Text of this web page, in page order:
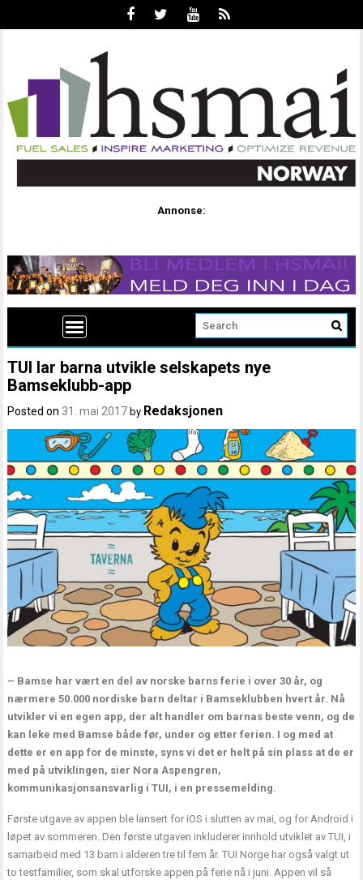
Annonse:
TUI lar barna utvikle selskapets nye
Bamseklubb-app
Posted on 31. mai 2017 by Redaksjonen
– Bamse har vært en del av norske barns ferie i over 30 år, og
nærmere 50.000 nordiske barn deltar i Bamseklubben hvert år. Nå
utvikler vi en egen app, der alt handler om barnas beste venn, og de
kan leke med Bamse både før, under og etter ferien. I og med at
dette er en app for de minste, syns vi det er helt på sin plass at de er
med på utviklingen, sier Nora Aspengren,
kommunikasjonsansvarlig i TUI, i en pressemelding.
Første utgave av appen ble lansert for iOS i slutten av mai, og for Android i
løpet av sommeren. Den første utgaven inkluderer innhold utviklet av TUI, i
samarbeid med 13 barn i alderen tre til fem år. TUI Norge har også valgt ut
to testfamilier, som skal utforske appen på ferie nå i juni. Appen vil så